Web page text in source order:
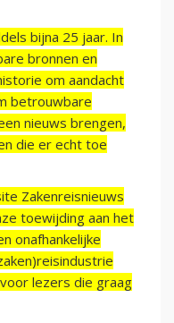
bijna 25 jaar. In
bronnen en
om aandacht
betrouwbare
nieuws brengen,
die er echt toe
Zakenreisnieuws
toewijding aan het
onafhankelijke
lezers die graag